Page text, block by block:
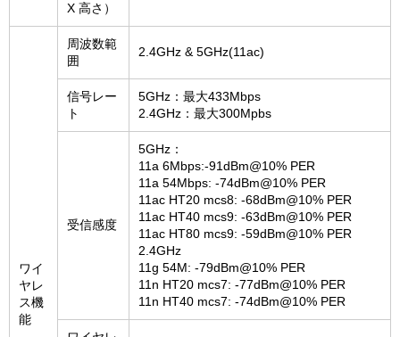
X 高さ）
ワイ
ヤレ
ス機
能
周波数範
囲
2.4GHz & 5GHz(11ac)
信号レー
ト
5GHz：最大433Mbps
2.4GHz：最大300Mpbs
受信感度
5GHz：
11a 6Mbps:-91dBm@10% PER
11a 54Mbps: -74dBm@10% PER
11ac HT20 mcs8: -68dBm@10% PER
11ac HT40 mcs9: -63dBm@10% PER
11ac HT80 mcs9: -59dBm@10% PER
2.4GHz
11g 54M: -79dBm@10% PER
11n HT20 mcs7: -77dBm@10% PER
11n HT40 mcs7: -74dBm@10% PER